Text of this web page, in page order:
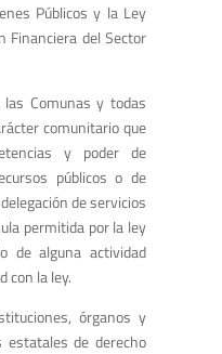
Públicos y la Ley
Financiera del Sector
las Comunas y todas
comunitario que
y poder de
públicos o de
de servicios
permitida por la ley
de alguna actividad
con la ley.
órganos y
estatales de derecho